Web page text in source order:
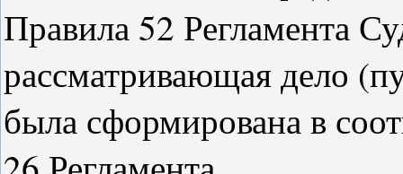
Правила 52 Регламента
рассматривающая дело
была сформирована в